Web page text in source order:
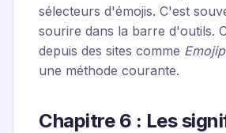
sélecteurs d'émojis. C'est
sourire dans la barre d'outils.
depuis des sites comme
une méthode courante.
Chapitre 6 : Les